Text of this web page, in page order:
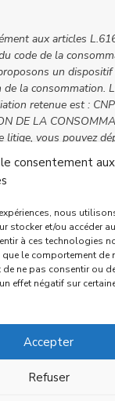
consentement aux
nous
stocker et/ou accéder
à ces technologies
le comportement de
de ne pas consentir ou
effet négatif sur
Accepter
Refuser
aux articles
code de la
un dispositif
la consommation.
retenue est :
DE LA
litige, vous pouvez
réclamation sur son site
cnpm-mediation-
ou par voie
– 27 avenue
– 42400 Saint-